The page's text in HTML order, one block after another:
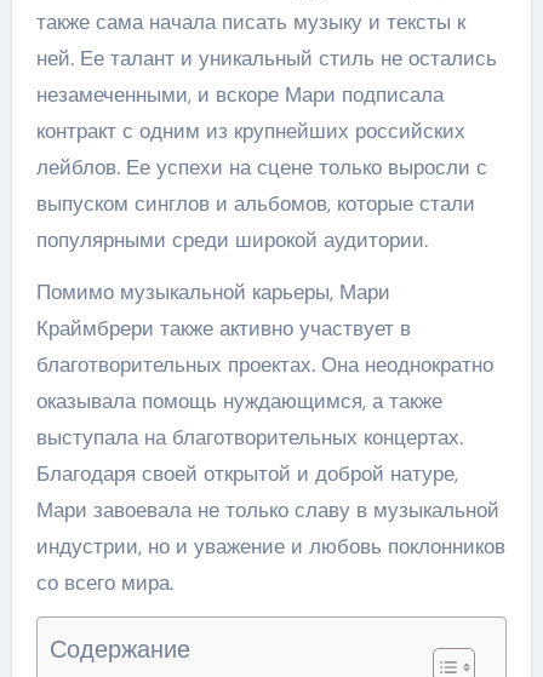
также сама начала писать музыку и тексты к
ней. Ее талант и уникальный стиль не остались
незамеченными, и вскоре Мари подписала
контракт с одним из крупнейших российских
лейблов. Ее успехи на сцене только выросли с
выпуском синглов и альбомов, которые стали
популярными среди широкой аудитории.
Помимо музыкальной карьеры, Мари
Краймбрери также активно участвует в
благотворительных проектах. Она неоднократно
оказывала помощь нуждающимся, а также
выступала на благотворительных концертах.
Благодаря своей открытой и доброй натуре,
Мари завоевала не только славу в музыкальной
индустрии, но и уважение и любовь поклонников
со всего мира.
Содержание